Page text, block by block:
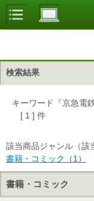
検索結果
キーワード『京急電
[ 1 ] 件
該当商品ジャンル（該
書籍・コミック（1）
書籍・コミック